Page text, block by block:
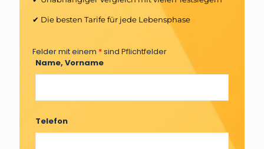
✔ Die besten Tarife für jede Lebensphase
Felder mit einem *sind Pflichtfelder
Name, Vorname
Telefon